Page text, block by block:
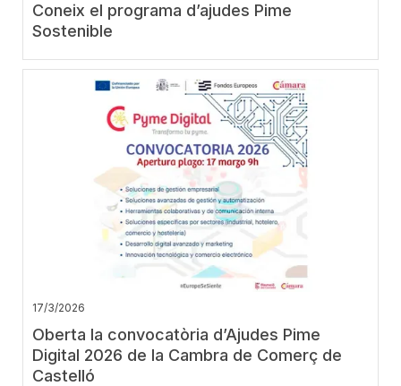
Coneix el programa d’ajudes Pime
Sostenible
17/3/2026
Oberta la convocatòria d’Ajudes Pime
Digital 2026 de la Cambra de Comerç de
Castelló